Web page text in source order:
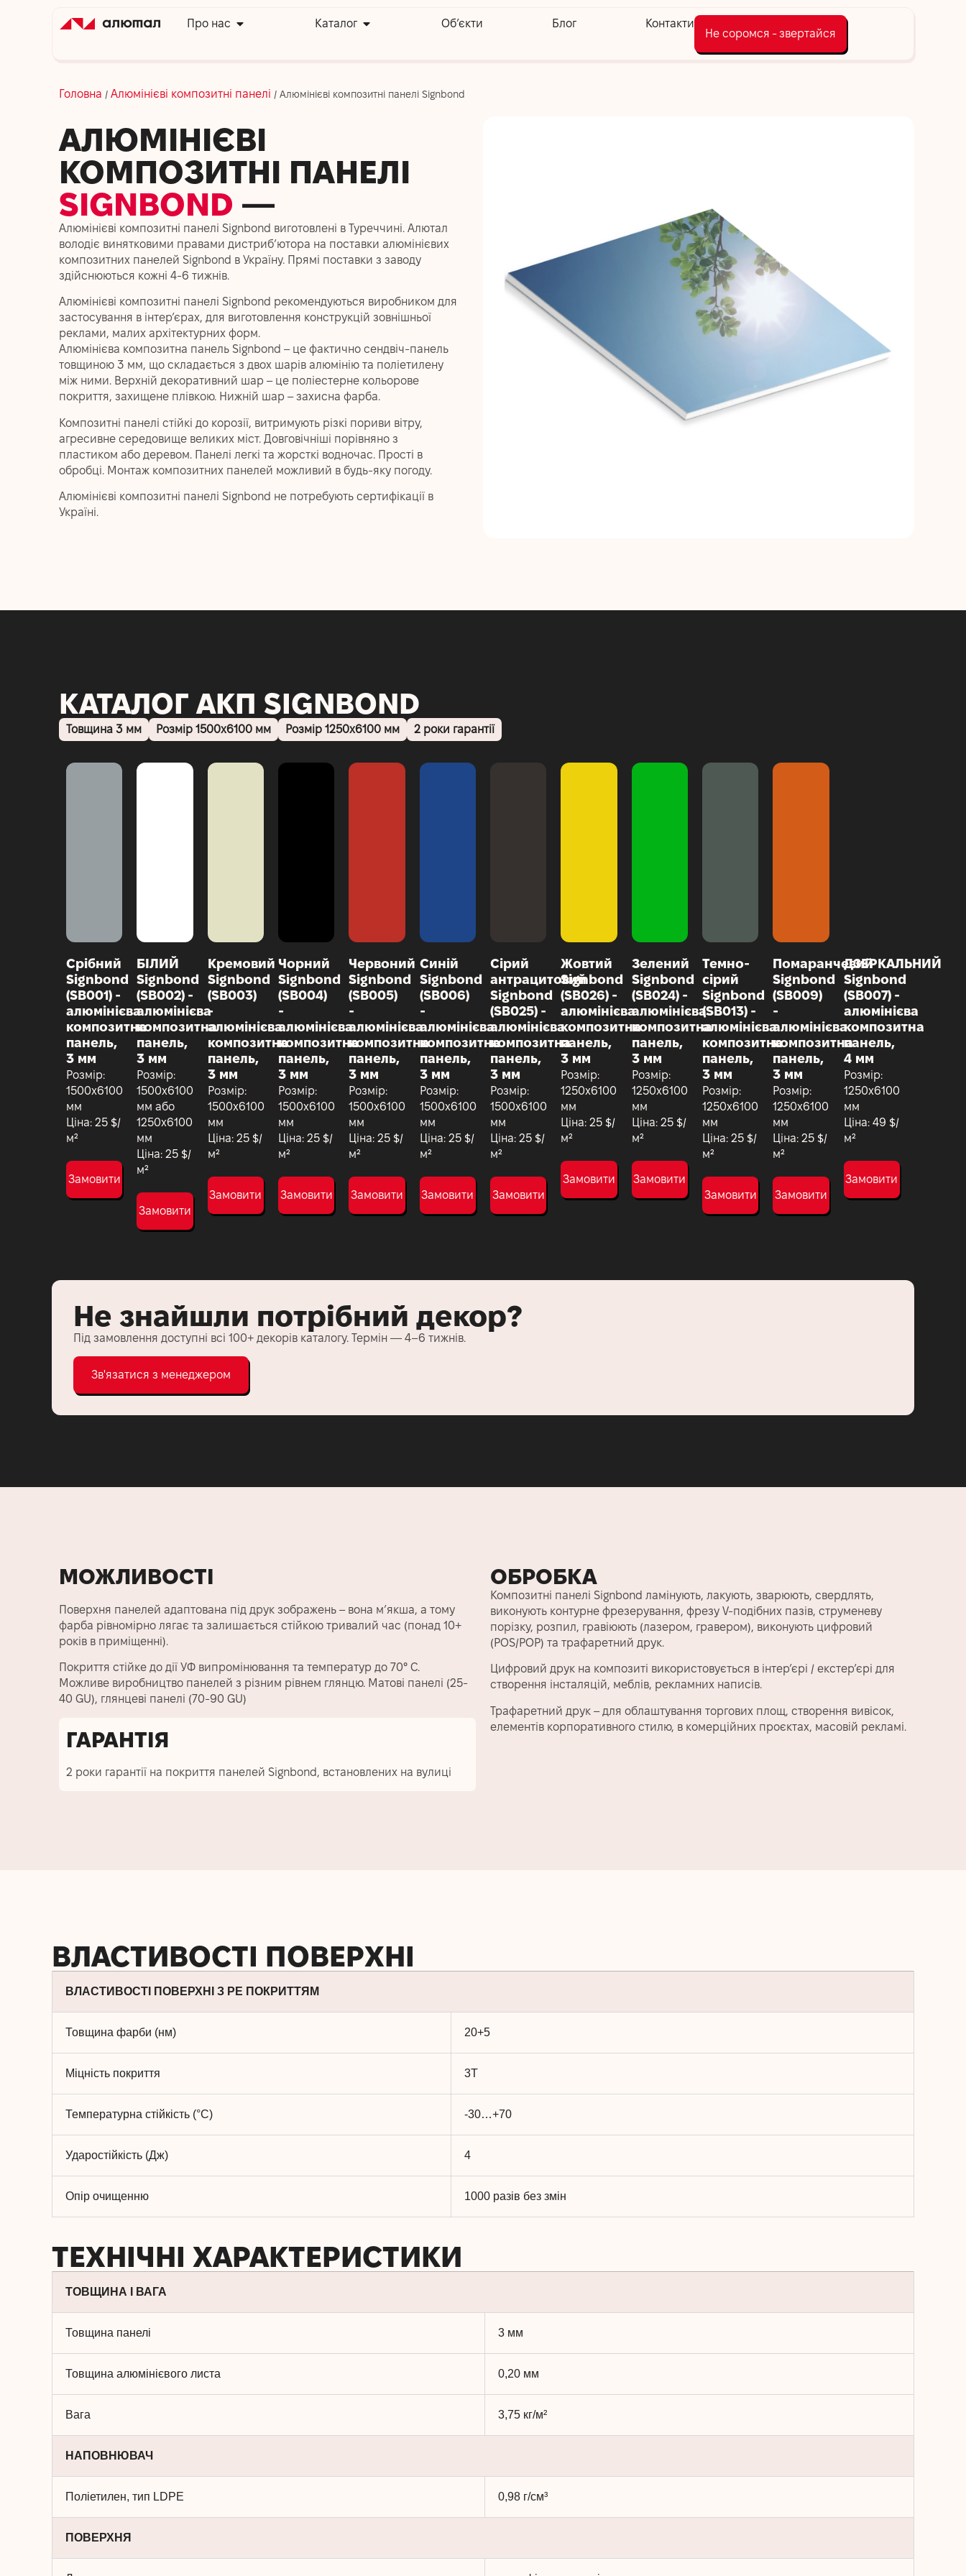
Про нас Каталог Об’єкти Блог
Контакти
Не соромся - звертайся
Головна / Алюмінієві композитні панелі / Алюмінієві композитні панелі Signbond
АЛЮМІНІЄВІ
КОМПОЗИТНІ ПАНЕЛІ
SIGNBOND —
Алюмінієві композитні панелі Signbond виготовлені в Туреччині. Алютал
володіє винятковими правами дистриб’ютора на поставки алюмінієвих
композитних панелей Signbond в Україну. Прямі поставки з заводу
здійснюються кожні 4-6 тижнів.
Алюмінієві композитні панелі Signbond рекомендуються виробником для
застосування в інтер’єрах, для виготовлення конструкцій зовнішньої
реклами, малих архітектурних форм.
Алюмінієва композитна панель Signbond – це фактично сендвіч-панель
товщиною 3 мм, що складається з двох шарів алюмінію та поліетилену
між ними. Верхній декоративний шар – це поліестерне кольорове
покриття, захищене плівкою. Нижній шар – захисна фарба.
Композитні панелі стійкі до корозії, витримують різкі пориви вітру,
агресивне середовище великих міст. Довговічніші порівняно з
пластиком або деревом. Панелі легкі та жорсткі водночас. Прості в
обробці. Монтаж композитних панелей можливий в будь-яку погоду.
Алюмінієві композитні панелі Signbond не потребують сертифікації в
Україні.
КАТАЛОГ АКП SIGNBOND
Товщина 3 мм Розмір 1500х6100 мм Розмір 1250х6100 мм 2 роки гарантії
Срібний
Signbond
(SB001) -
алюмінієва
композитна
панель,
3 мм
Розмір:
1500х6100
мм
Ціна: 25 $/
м²
Замовити
БІЛИЙ
Signbond
(SB002) -
алюмінієва
композитна
панель,
3 мм
Розмір:
1500х6100
мм або
1250x6100
мм
Ціна: 25 $/
м²
Замовити
Кремовий
Signbond
(SB003)
-
алюмінієва
композитна
панель,
3 мм
Розмір:
1500х6100
мм
Ціна: 25 $/
м²
Замовити
Чорний
Signbond
(SB004)
-
алюмінієва
композитна
панель,
3 мм
Розмір:
1500х6100
мм
Ціна: 25 $/
м²
Замовити
Червоний
Signbond
(SB005)
-
алюмінієва
композитна
панель,
3 мм
Розмір:
1500х6100
мм
Ціна: 25 $/
м²
Замовити
Синій
Signbond
(SB006)
-
алюмінієва
композитна
панель,
3 мм
Розмір:
1500х6100
мм
Ціна: 25 $/
м²
Замовити
Сірий
антрацитовий
Signbond
(SB025) -
алюмінієва
композитна
панель,
3 мм
Розмір:
1500х6100
мм
Ціна: 25 $/
м²
Замовити
Жовтий
Signbond
(SB026) -
алюмінієва
композитна
панель,
3 мм
Розмір:
1250х6100
мм
Ціна: 25 $/
м²
Замовити
Зелений
Signbond
(SB024) -
алюмінієва
композитна
панель,
3 мм
Розмір:
1250х6100
мм
Ціна: 25 $/
м²
Замовити
Темно-
сірий
Signbond
(SB013) -
алюмінієва
композитна
панель,
3 мм
Розмір:
1250х6100
мм
Ціна: 25 $/
м²
Замовити
Помаранчевий
Signbond
(SB009)
-
алюмінієва
композитна
панель,
3 мм
Розмір:
1250х6100
мм
Ціна: 25 $/
м²
Замовити
ДЗЕРКАЛЬНИЙ
Signbond
(SB007) -
алюмінієва
композитна
панель,
4 мм
Розмір:
1250х6100
мм
Ціна: 49 $/
м²
Замовити
Не знайшли потрібний декор?
Під замовлення доступні всі 100+ декорів каталогу. Термін — 4–6 тижнів.
Зв'язатися з менеджером
МОЖЛИВОСТІ
Поверхня панелей адаптована під друк зображень – вона м’якша, а тому
фарба рівномірно лягає та залишається стійкою тривалий час (понад 10+
років в приміщенні).
Покриття стійке до дії УФ випромінювання та температур до 70° C.
Можливе виробництво панелей з різним рівнем глянцю. Матові панелі (25-
40 GU), глянцеві панелі (70-90 GU)
ГАРАНТІЯ
2 роки гарантії на покриття панелей Signbond, встановлених на вулиці
ОБРОБКА
Композитні панелі Signbond ламінують, лакують, зварюють, свердлять,
виконують контурне фрезерування, фрезу V-подібних пазів, струменеву
порізку, розпил, гравіюють (лазером, гравером), виконують цифровий
(POS/POP) та трафаретний друк.
Цифровий друк на композиті використовується в інтер’єрі / екстер’єрі для
створення інсталяцій, меблів, рекламних написів.
Трафаретний друк – для облаштування торгових площ, створення вивісок,
елементів корпоративного стилю, в комерційних проєктах, масовій рекламі.
ВЛАСТИВОСТІ ПОВЕРХНІ
ВЛАСТИВОСТІ ПОВЕРХНІ З PE ПОКРИТТЯМ
Товщина фарби (нм) 20+5
Міцність покриття 3T
Температурна стійкість (°C) -30…+70
Ударостійкість (Дж) 4
Опір очищенню 1000 разів без змін
ТЕХНІЧНІ ХАРАКТЕРИСТИКИ
ТОВЩИНА І ВАГА
Товщина панелі 3 мм
Товщина алюмінієвого листа 0,20 мм
Вага 3,75 кг/м²
НАПОВНЮВАЧ
Поліетилен, тип LDPE 0,98 г/см³
ПОВЕРХНЯ